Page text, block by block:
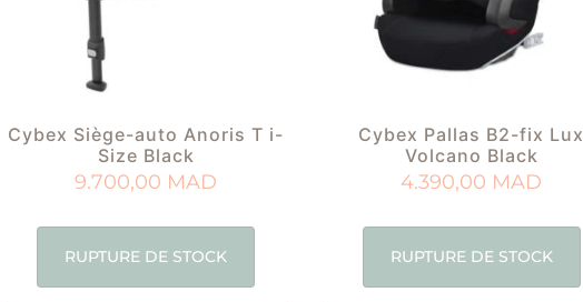
Cybex Siège-auto Anoris T i-
Size Black
9.700,00 MAD
RUPTURE DE STOCK
Cybex Pallas B2-fix Lux
Volcano Black
4.390,00 MAD
RUPTURE DE STOCK